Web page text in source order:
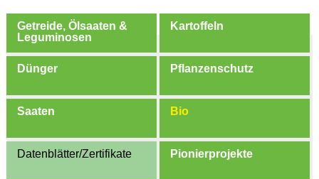
Getreide, Ölsaaten &
Leguminosen
Kartoffeln
Dünger Pflanzenschutz
Saaten Bio
Datenblätter/Zertifikate Pionierprojekte